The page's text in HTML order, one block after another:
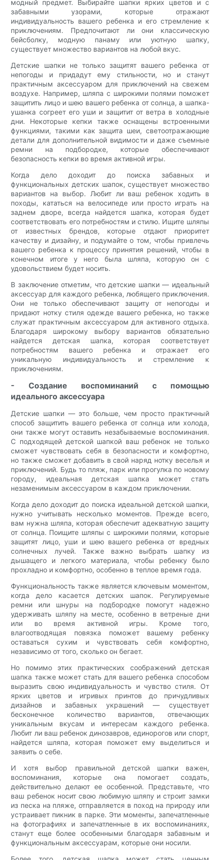
модный предмет. Выбирайте шапки ярких цветов и с
забавными узорами, которые отражают
индивидуальность вашего ребенка и его стремление к
приключениям. Предпочитают ли они классическую
бейсболку, модную панаму или уютную шапку,
существует множество вариантов на любой вкус.
Детские шапки не только защитят вашего ребенка от
непогоды и придадут ему стильности, но и станут
практичным аксессуаром для приключений на свежем
воздухе. Например, шляпа с широкими полями поможет
защитить лицо и шею вашего ребенка от солнца, а шапка-
ушанка согреет его уши и защитит от ветра в холодные
дни. Некоторые кепки также оснащены встроенными
функциями, такими как защита шеи, светоотражающие
детали для дополнительной видимости и даже съемные
ремни на подбородке, которые обеспечивают
безопасность кепки во время активной игры.
Когда дело доходит до поиска забавных и
функциональных детских шапок, существует множество
вариантов на выбор. Любит ли ваш ребенок ходить в
походы, кататься на велосипеде или просто играть на
заднем дворе, всегда найдется шапка, которая будет
соответствовать его потребностям и стилю. Ищите шляпы
от известных брендов, которые отдают приоритет
качеству и дизайну, и подумайте о том, чтобы привлечь
вашего ребенка к процессу принятия решений, чтобы в
конечном итоге у него была шляпа, которую он с
удовольствием будет носить.
В заключение отметим, что детские шапки — идеальный
аксессуар для каждого ребенка, любящего приключения.
Они не только обеспечивают защиту от непогоды и
придают нотку стиля одежде вашего ребенка, но также
служат практичным аксессуаром для активного отдыха.
Благодаря широкому выбору вариантов обязательно
найдется детская шапка, которая соответствует
потребностям вашего ребенка и отражает его
уникальную индивидуальность и стремление к
приключениям.
- Создание воспоминаний с помощью
идеального аксессуара
Детские шапки — это больше, чем просто практичный
способ защитить вашего ребенка от солнца или холода,
они также могут оставить незабываемые воспоминания.
С подходящей детской шапкой ваш ребенок не только
сможет чувствовать себя в безопасности и комфортно,
но также сможет добавить в свой наряд нотку веселья и
приключений. Будь то пляж, парк или прогулка по новому
городу, идеальная детская шапка может стать
незаменимым аксессуаром в каждом приключении.
Когда дело доходит до поиска идеальной детской шапки,
нужно учитывать несколько моментов. Прежде всего,
вам нужна шляпа, которая обеспечит адекватную защиту
от солнца. Поищите шляпы с широкими полями, которые
защитят лицо, уши и шею вашего ребенка от вредных
солнечных лучей. Также важно выбрать шапку из
дышащего и легкого материала, чтобы ребенку было
прохладно и комфортно, особенно в теплое время года.
Функциональность также является ключевым моментом,
когда дело касается детских шапок. Регулируемые
ремни или шнуры на подбородке помогут надежно
удерживать шляпу на месте, особенно в ветреные дни
или во время активной игры. Кроме того,
влагоотводящая повязка поможет вашему ребенку
оставаться сухим и чувствовать себя комфортно,
независимо от того, сколько он бегает.
Но помимо этих практических соображений детская
шапка также может стать для вашего ребенка способом
выразить свою индивидуальность и чувство стиля. От
ярких цветов и игривых принтов до причудливых
дизайнов и забавных украшений — существует
бесконечное количество вариантов, отвечающих
уникальным вкусам и интересам каждого ребенка.
Любит ли ваш ребенок динозавров, единорогов или спорт,
найдется шляпа, которая поможет ему выделиться и
заявить о себе.
И хотя выбор правильной детской шапки важен,
воспоминания, которые она помогает создать,
действительно делают ее особенной. Представьте, что
ваш ребенок носит свою любимую шляпу и строит замки
из песка на пляже, отправляется в поход на природу или
устраивает пикник в парке. Эти моменты, запечатленные
на фотографиях и запечатленные в их воспоминаниях,
станут еще более особенными благодаря забавным и
функциональным аксессуарам, которые они носили.